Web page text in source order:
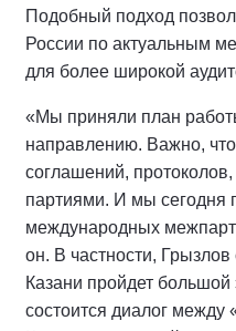
Подобный подход
России по актуальным
для более широкой
«Мы приняли план
направлению. Важно,
соглашений,
партиями. И мы сегодня
международных
он. В частности,
Казани пройдет
состоится диалог между